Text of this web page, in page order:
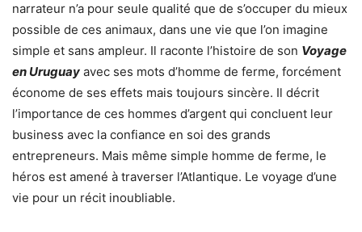
narrateur n’a pour seule qualité que de s’occuper du mieux
possible de ces animaux, dans une vie que l’on imagine
simple et sans ampleur. Il raconte l’histoire de son Voyage
en Uruguay avec ses mots d’homme de ferme, forcément
économe de ses effets mais toujours sincère. Il décrit
l’importance de ces hommes d’argent qui concluent leur
business avec la confiance en soi des grands
entrepreneurs. Mais même simple homme de ferme, le
héros est amené à traverser l’Atlantique. Le voyage d’une
vie pour un récit inoubliable.